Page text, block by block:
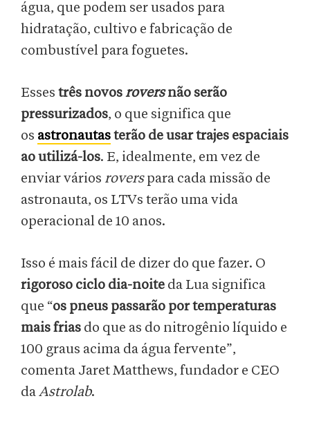
água, que podem ser usados para
hidratação, cultivo e fabricação de
combustível para foguetes.
Esses três novosroversnão serão
pressurizados, o que significa que
os astronautasterão de usar trajes espaciais
ao utilizá-los. E, idealmente, em vez de
enviar vários roverspara cada missão de
astronauta, os LTVs terão uma vida
operacional de 10 anos.
Isso é mais fácil de dizer do que fazer. O
rigoroso ciclo dia-noite da Lua significa
que “os pneus passarão por temperaturas
mais frias do que as do nitrogênio líquido e
100 graus acima da água fervente”,
comenta Jaret Matthews, fundador e CEO
daAstrolab.